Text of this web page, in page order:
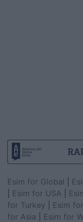
Esim for Global
Esim for USA
for Turkey
Esim
for Asia
Esim for